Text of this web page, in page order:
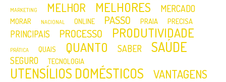
MARKETING
MELHOR MELHORES MERCADO
MORAR NACIONAL ONLINE PASSO PRAIA PRECISA
PRINCIPAIS PROCESSO PRODUTIVIDADE
PRÁTICA QUAIS QUANTO SABER SAÚDE
SEGURO TECNOLOGIA
UTENSÍLIOS DOMÉSTICOS VANTAGENS